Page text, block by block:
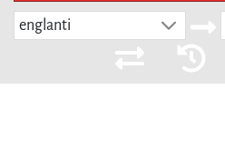
englanti